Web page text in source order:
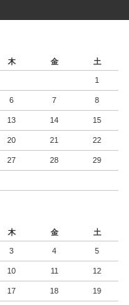
木 金 土
1
6 7 8
13 14 15
20 21 22
27 28 29
木 金 土
3 4 5
10 11 12
17 18 19